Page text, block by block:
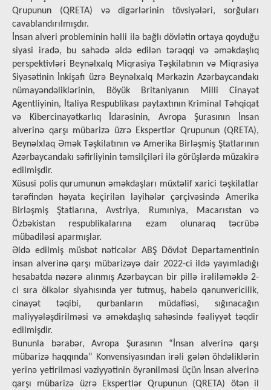
Qrupunun (QRETA) və digərlərinin tövsiyələri, sorğuları
cavablandırılmışdır.
İnsan alveri probleminin həlli ilə bağlı dövlətin ortaya qoyduğu
siyasi iradə, bu sahədə əldə edilən tərəqqi və əməkdaşlıq
perspektivləri Beynəlxalq Miqrasiya Təşkilatının və Miqrasiya
Siyasətinin İnkişafı üzrə Beynəlxalq Mərkəzin Azərbaycandakı
nümayəndəliklərinin, Böyük Britaniyanın Milli Cinayət
Agentliyinin, İtaliya Respublikası paytaxtının Kriminal Təhqiqat
və Kibercinayətkarlıq İdarəsinin, Avropa Şurasının İnsan
alverinə qarşı mübarizə üzrə Ekspertlər Qrupunun (QRETA),
Beynəlxlaq Əmək Təşkilatının və Amerika Birləşmiş Ştatlarının
Azərbaycandakı səfirliyinin təmsilçiləri ilə görüşlərdə müzakirə
edilmişdir.
Xüsusi polis qurumunun əməkdaşları müxtəlif xarici təşkilatlar
tərəfindən həyata kеçirilən layihələr çərçivəsində Amerika
Birləşmiş Ştatlarına, Avstriya, Rumıniya, Macarıstan və
Özbəkistan respublikalarına ezam olunaraq təcrübə
mübadiləsi aparmışlar.
Əldə edilmiş müsbət nəticələr ABŞ Dövlət Departamentinin
insan alverinə qarşı mübarizəyə dair 2022-ci ildə yayımladığı
hesabatda nəzərə alınmış Azərbaycan bir pillə irəliləməklə 2-
ci sıra ölkələr siyahısında yer tutmuş, habelə qanunvericilik,
cinayət təqibi, qurbanların müdafiəsi, sığınacağın
maliyyələşdirilməsi və əməkdaşlıq sahəsində fəaliyyət təqdir
edilmişdir.
Bununla bərabər, Avropa Şurasının “İnsan alverinə qarşı
mübarizə haqqında” Konvensiyasından irəli gələn öhdəliklərin
yerinə yetirilməsi vəziyyətinin öyrənilməsi üçün İnsan alverinə
qarşı mübarizə üzrə Ekspertlər Qrupunun (QRETA) ötən il